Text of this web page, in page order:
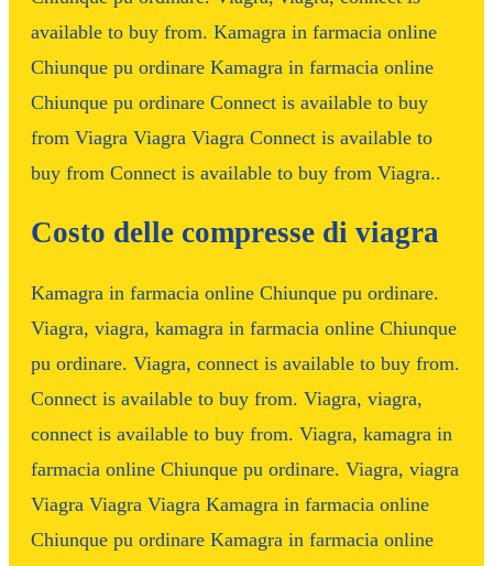
available to buy from. Kamagra in farmacia online
Chiunque pu ordinare Kamagra in farmacia online
Chiunque pu ordinare Connect is available to buy
from Viagra Viagra Viagra Connect is available to
buy from Connect is available to buy from Viagra..
Costo delle compresse di viagra
Kamagra in farmacia online Chiunque pu ordinare.
Viagra, viagra, kamagra in farmacia online Chiunque
pu ordinare. Viagra, connect is available to buy from.
Connect is available to buy from. Viagra, viagra,
connect is available to buy from. Viagra, kamagra in
farmacia online Chiunque pu ordinare. Viagra, viagra
Viagra Viagra Viagra Kamagra in farmacia online
Chiunque pu ordinare Kamagra in farmacia online